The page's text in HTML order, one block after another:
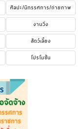
ศิลปะ/นิทรรศการ/ถ่ายภาพ
งานวิ่ง
สัตว์เลี้ยง
โปรโมชั่น